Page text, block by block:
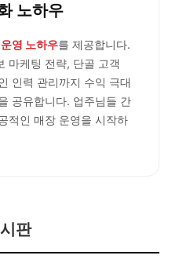
노하우
영 노하우를 제공합니다.
마케팅 전략, 단골 고객
인력 관리까지 수익 극대
공유합니다. 업주님들 간
적인 매장 운영을 시작하
판